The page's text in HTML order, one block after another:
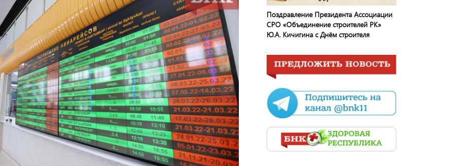
Поздравление Президента Ассоциации
СРО «Объединение строителей РК»
Ю.А. Кичигина с Днём строителя